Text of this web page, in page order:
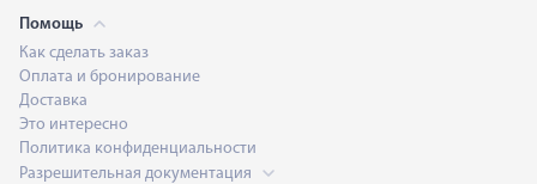
Помощь
Как сделать заказ
Оплата и бронирование
Доставка
Это интересно
Политика конфиденциальности
Разрешительная документация